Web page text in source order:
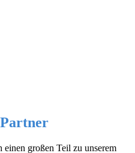
einen großen Teil zu unserem